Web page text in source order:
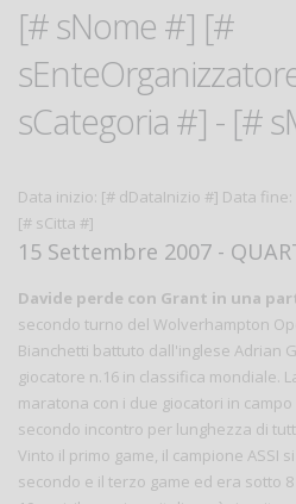
[# sNome #] [#
sCategoria #] - [#
Data inizio: [# dDataInizio #] Data
[# sCitta #]
15 Settembre 2007 -
Davide perde con Grant in una
secondo turno del Wolverhampton
Bianchetti battuto dall'inglese Adrian
giocatore n.16 in classifica mondiale.
maratona con i due giocatori in
secondo incontro per lunghezza di
Vinto il primo game, il campione ASSI
secondo e il terzo game ed era sotto